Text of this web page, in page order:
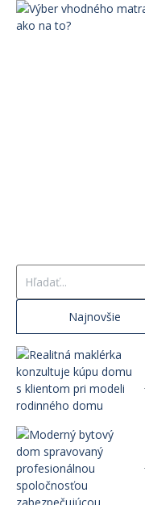
Najnovšie